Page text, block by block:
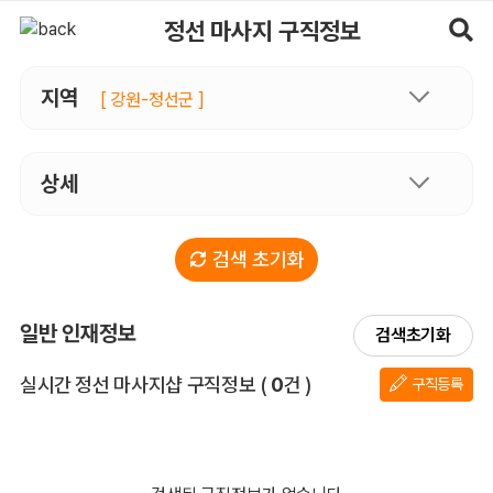
정선 마사지 구직정보
지역 [ 강원-정선군 ]
상세
검색 초기화
일반 인재정보 검색초기화
실시간 정선 마사지샵 구직정보 전체 목록
( 0건 ) 구직등록